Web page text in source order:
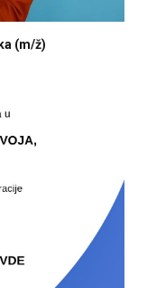
(m/ž)